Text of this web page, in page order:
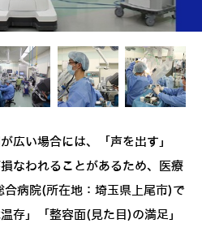
広い場合には、「声を出す」
なわれることがあるため、医療
病院(所在地：埼玉県上尾市)で
存」「整容面(見た目)の満足」